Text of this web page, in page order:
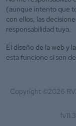
(aunque intento que
con ellos, las
responsabilidad tuya.
El diseño de la web y
esta funcione sí son
Copyright ©2026